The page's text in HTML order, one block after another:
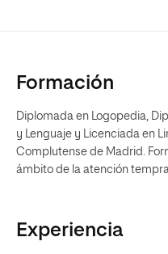
Formación
Diplomada en Logopedia,
y Lenguaje y Licenciada en
Complutense de Madrid.
ámbito de la atención
Experiencia